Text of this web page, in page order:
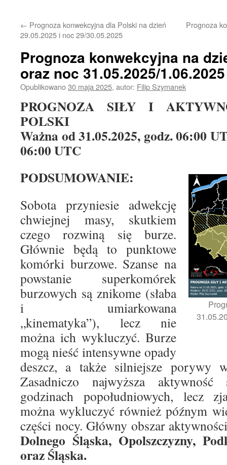
← Prognoza konwekcyjna dla Polski na dzień
29.05.2025 i noc 29/30.05.2025
Prognoza
Prognoza konwekcyjna na
oraz noc 31.05.2025/1.06.2025
Opublikowano30 maja 2025, autor: Filip Szymanek
PROGNOZA SIŁY I
POLSKI
Ważna od 31.05.2025, godz. 06:00
06:00 UTC
PODSUMOWANIE:
Sobota przyniesie adwekcję
chwiejnej masy, skutkiem
czego rozwiną się burze.
Głównie będą to punktowe
komórki burzowe. Szanse na
powstanie superkomórek
burzowych są znikome (słaba
i umiarkowana
„kinematyka”), lecz nie
można ich wykluczyć. Burze
mogą nieść intensywne opady
deszcz, a także silniejsze porywy
Zasadniczo najwyższa
godzinach popołudniowych, lecz
można wykluczyć również późnym
części nocy. Główny obszar
Dolnego Śląska, Opolszczyzny,
oraz Śląska.